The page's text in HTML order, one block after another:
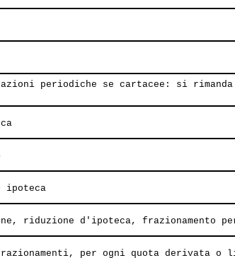
periodiche se cartacee: si
ipoteca
riduzione d'ipoteca, frazionamento
frazionamenti, per ogni quota derivata o